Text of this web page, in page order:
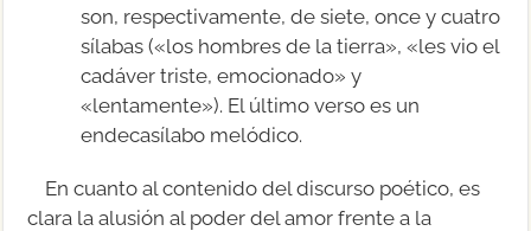
son, respectivamente, de siete, once y cuatro
sílabas («los hombres de la tierra», «les vio el
cadáver triste, emocionado» y
«lentamente»). El último verso es un
endecasílabo melódico.
En cuanto al contenido del discurso poético, es
clara la alusión al poder del amor frente a la